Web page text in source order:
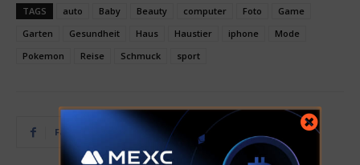
TAGS auto Baby Beauty computer Foto
Game
Garten
Gesundheit Haus Haustier iphone
Mode
Pokemon
Reise Schmuck sport
Facebook Twitter